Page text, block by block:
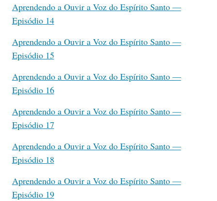
Aprendendo a Ouvir a Voz do Espírito Santo —
Episódio 14
Aprendendo a Ouvir a Voz do Espírito Santo —
Episódio 15
Aprendendo a Ouvir a Voz do Espírito Santo —
Episódio 16
Aprendendo a Ouvir a Voz do Espírito Santo —
Episódio 17
Aprendendo a Ouvir a Voz do Espírito Santo —
Episódio 18
Aprendendo a Ouvir a Voz do Espírito Santo —
Episódio 19